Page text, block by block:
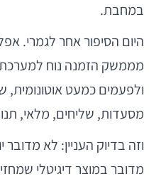
במחבת.
היום הסיפור אחר לגמרי.
מממשק הזמנה נוח
ולפעמים כמעט
מסעדות, שליחים, מלאי,
וזה בדיוק העניין: לא
מדובר במוצר דיגיטלי